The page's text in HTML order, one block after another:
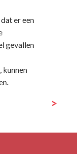
er een
gevallen
kunnen
>